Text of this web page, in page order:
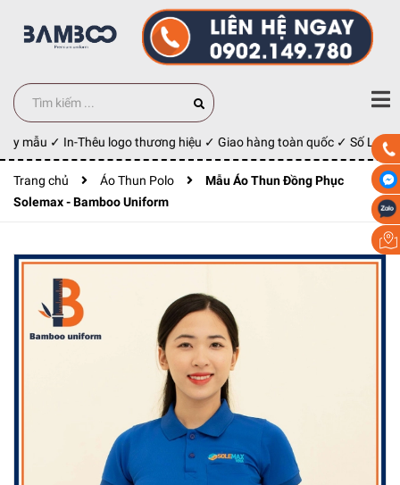
mẫu ✓ In-Thêu logo thương hiệu ✓ Giao hàng toàn quốc ✓ Số Lượng
Trang chủ Áo Thun Polo
Mẫu Áo Thun Đồng Phục
Solemax - Bamboo Uniform